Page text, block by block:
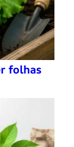
folhas